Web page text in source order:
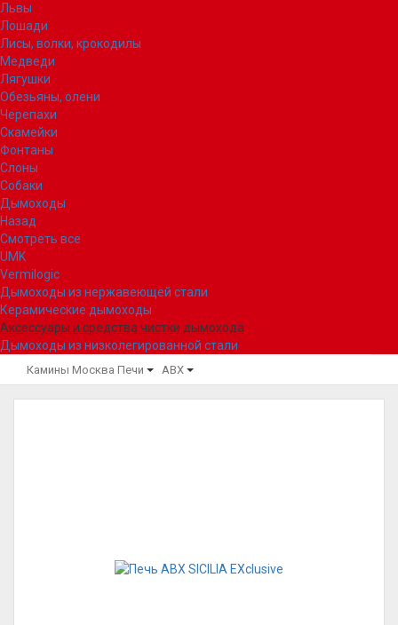
Львы
Лошади
Лисы, волки, крокодилы
Медведи
Лягушки
Обезьяны, олени
Черепахи
Скамейки
Фонтаны
Слоны
Собаки
Дымоходы
Назад
Смотреть все
UMK
Vermilogic
Дымоходы из нержавеющей стали
Керамические дымоходы
Аксессуары и средства чистки дымохода
Дымоходы из низколегированной стали
Камины Москва Печи ABX